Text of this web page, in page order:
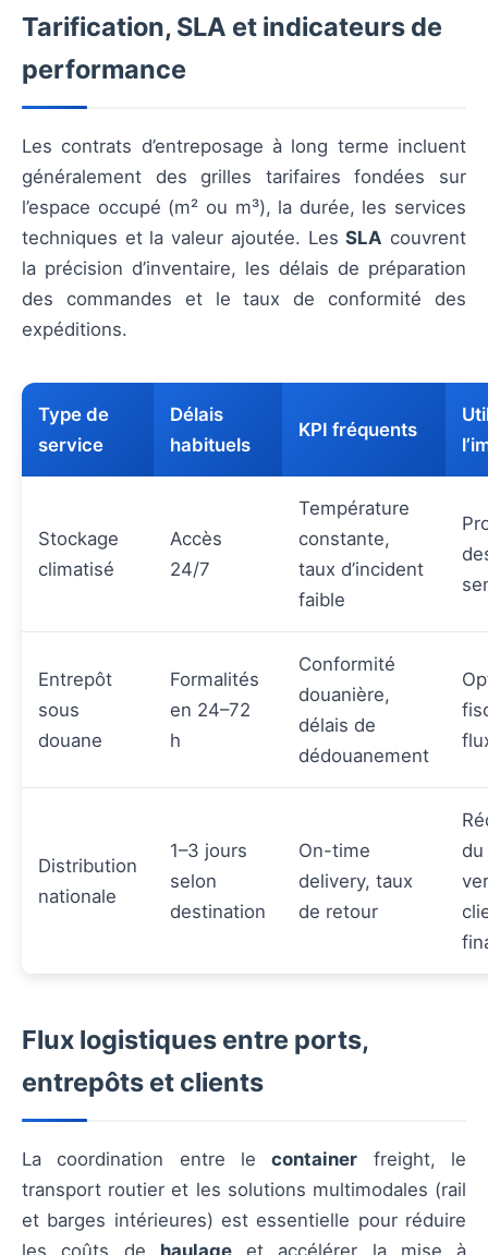
Tarification, SLA et indicateurs de
performance
Les contrats d’entreposage à long terme incluent
généralement des grilles tarifaires fondées sur
l’espace occupé (m² ou m³), la durée, les services
techniques et la valeur ajoutée. LesSLA couvrent
la précision d’inventaire, les délais de préparation
des commandes et le taux de conformité des
expéditions.
Type de
service
Délais
habituels
KPI fréquents
Stockage
climatisé
Accès
24/7
Température
constante,
taux d’incident
faible
Entrepôt
sous
douane
Formalités
en 24–72
h
Conformité
douanière,
délais de
dédouanement
Distribution
nationale
1–3 jours
selon
destination
On-time
delivery, taux
de retour
du
Flux logistiques entre ports,
entrepôts et clients
La coordination entre lecontainer freight, le
transport routier et les solutions multimodales (rail
et barges intérieures) est essentielle pour réduire